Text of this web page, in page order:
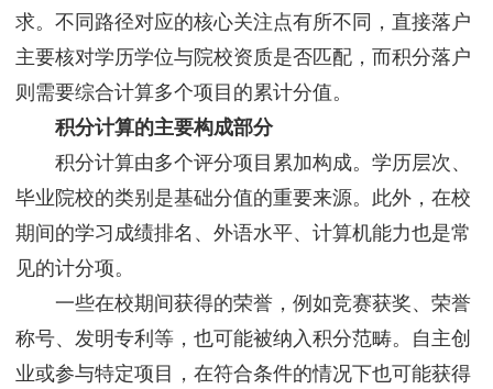
求。不同路径对应的核心关注点有所不同，直接落户
主要核对学历学位与院校资质是否匹配，而积分落户
则需要综合计算多个项目的累计分值。
积分计算的主要构成部分
积分计算由多个评分项目累加构成。学历层次、
毕业院校的类别是基础分值的重要来源。此外，在校
期间的学习成绩排名、外语水平、计算机能力也是常
见的计分项。
一些在校期间获得的荣誉，例如竞赛获奖、荣誉
称号、发明专利等，也可能被纳入积分范畴。自主创
业或参与特定项目，在符合条件的情况下也可能获得